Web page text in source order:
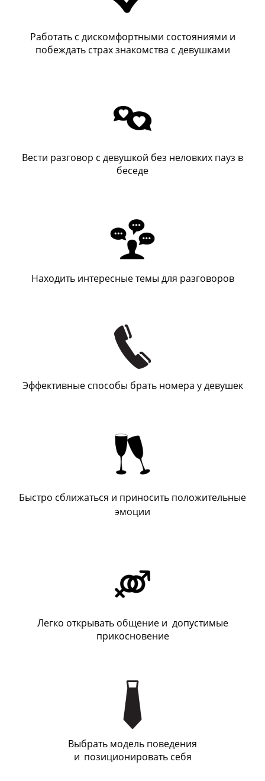
Работать с дискомфортными состояниями и
побеждать страх знакомства с девушками
Вести разговор с девушкой без неловких пауз в
беседе
Находить интересные темы для разговоров
Эффективные способы брать номера у девушек
Быстро сближаться и приносить положительные
эмоции
Легко открывать общение и допустимые
прикосновение
Выбрать модель поведения
и позиционировать себя